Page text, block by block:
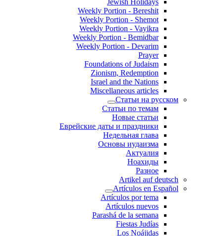
Jewish Holidays
Weekly Portion - Bereshit
Weekly Portion - Shemot
Weekly Portion - Vayikra
Weekly Portion - Bemidbar
Weekly Portion - Devarim
Prayer
Foundations of Judaism
Zionism, Redemption
Israel and the Nations
Miscellaneous articles
Статьи на русском
Статьи по темам
Новые статьи
Еврейские даты и праздники
Недельная глава
Основы иудаизма
Актуалия
Ноахиды
Разное
Artikel auf deutsch
Artículos en Español
Artículos por tema
Artículos nuevos
Parashá de la semana
Fiestas Judías
Los Noájidas